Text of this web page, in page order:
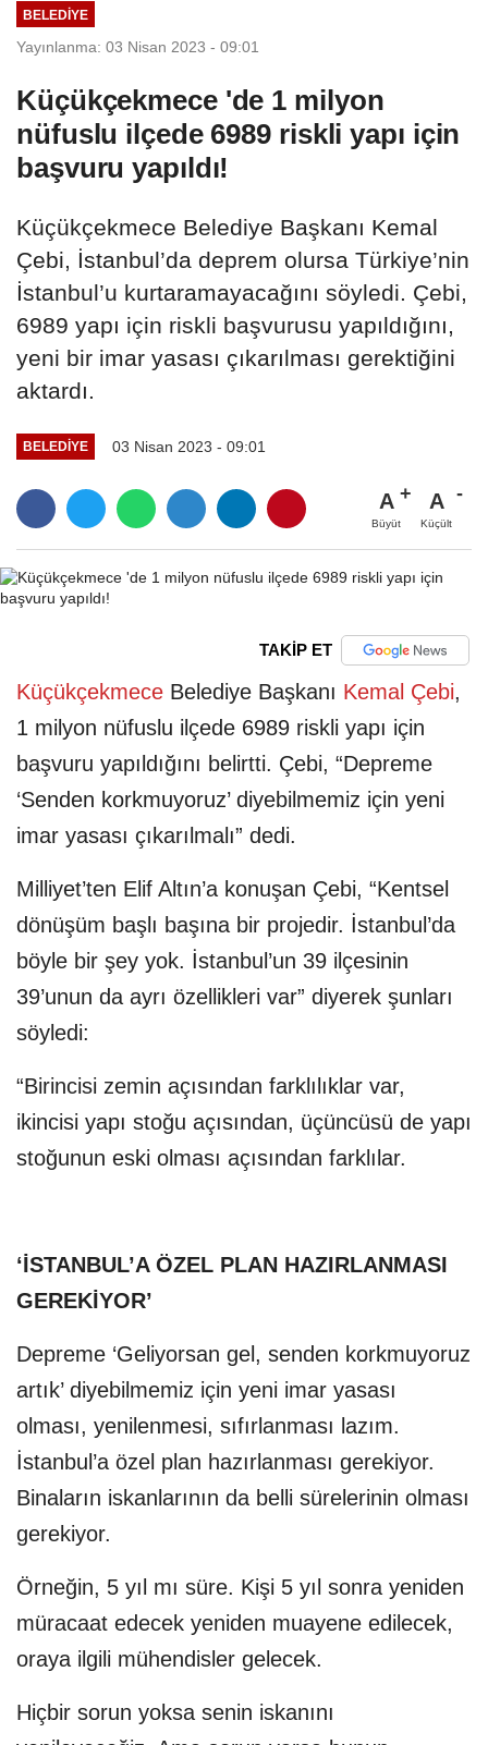
BELEDIYE
Yayınlanma: 03 Nisan 2023 - 09:01
Küçükçekmece 'de 1 milyon
nüfuslu ilçede 6989 riskli yapı için
başvuru yapıldı!
Küçükçekmece Belediye Başkanı Kemal
Çebi, İstanbul’da deprem olursa Türkiye’nin
İstanbul’u kurtaramayacağını söyledi. Çebi,
6989 yapı için riskli başvurusu yapıldığını,
yeni bir imar yasası çıkarılması gerektiğini
aktardı.
BELEDIYE 03 Nisan 2023 - 09:01
A
Büyüt
A
Küçült
TAKİP ET
Küçükçekmece Belediye Başkanı Kemal Çebi,
1 milyon nüfuslu ilçede 6989 riskli yapı için
başvuru yapıldığını belirtti. Çebi, “Depreme
‘Senden korkmuyoruz’ diyebilmemiz için yeni
imar yasası çıkarılmalı” dedi.
Milliyet’ten Elif Altın’a konuşan Çebi, “Kentsel
dönüşüm başlı başına bir projedir. İstanbul’da
böyle bir şey yok. İstanbul’un 39 ilçesinin
39’unun da ayrı özellikleri var” diyerek şunları
söyledi:
“Birincisi zemin açısından farklılıklar var,
ikincisi yapı stoğu açısından, üçüncüsü de yapı
stoğunun eski olması açısından farklılar.
‘İSTANBUL’A ÖZEL PLAN HAZIRLANMASI
GEREKİYOR’
Depreme ‘Geliyorsan gel, senden korkmuyoruz
artık’ diyebilmemiz için yeni imar yasası
olması, yenilenmesi, sıfırlanması lazım.
İstanbul’a özel plan hazırlanması gerekiyor.
Binaların iskanlarının da belli sürelerinin olması
gerekiyor.
Örneğin, 5 yıl mı süre. Kişi 5 yıl sonra yeniden
müracaat edecek yeniden muayene edilecek,
oraya ilgili mühendisler gelecek.
Hiçbir sorun yoksa senin iskanını